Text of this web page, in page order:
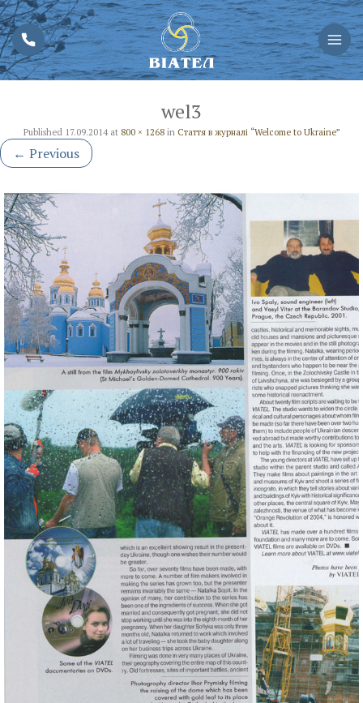
wel3
Published 17.09.2014at 800 × 1268in Стаття в журналі “Welcome to Ukraine”
← Previous